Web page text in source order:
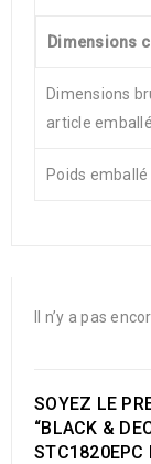
Dimensions
Dimensions
article
Poids emballé
Il n’y a pas
SOYEZ LE
“BLACK &
STC1820EPC